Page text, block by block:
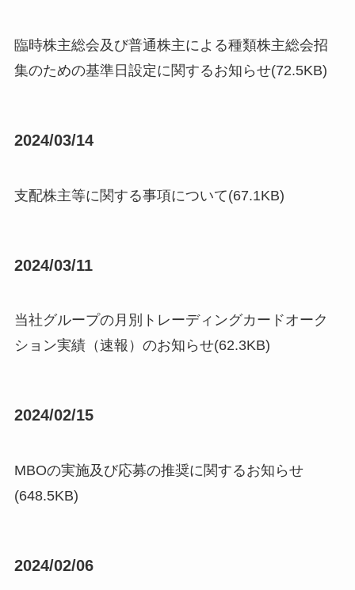
臨時株主総会及び普通株主による種類株主総会招
集のための基準日設定に関するお知らせ(72.5KB)
2024/03/14
支配株主等に関する事項について(67.1KB)
2024/03/11
当社グループの月別トレーディングカードオーク
ション実績（速報）のお知らせ(62.3KB)
2024/02/15
MBOの実施及び応募の推奨に関するお知らせ
(648.5KB)
2024/02/06